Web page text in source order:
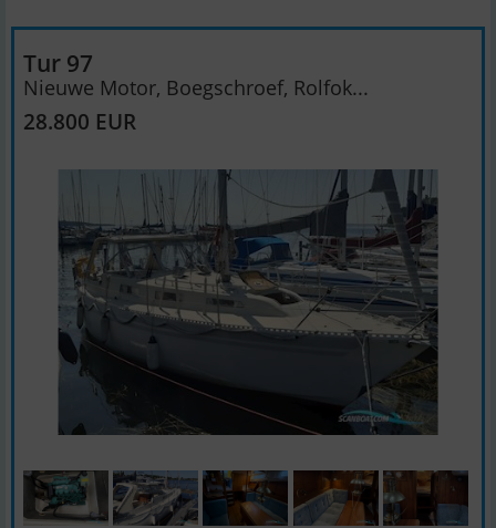
Tur 97
Nieuwe Motor, Boegschroef, Rolfok...
28.800 EUR